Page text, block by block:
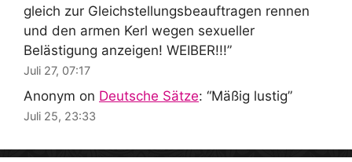
gleich zur Gleichstellungsbeauftragen rennen
und den armen Kerl wegen sexueller
Belästigung anzeigen! WEIBER!!!”
Juli 27, 07:17
Anonym on Deutsche Sätze: “Mäßig lustig”
Juli 25, 23:33